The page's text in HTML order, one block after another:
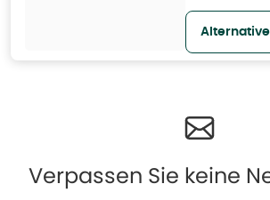
Verpassen Sie keine